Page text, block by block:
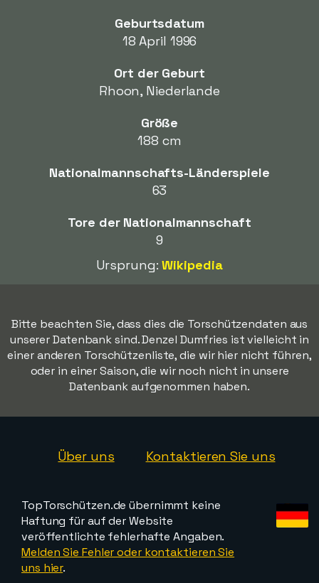
Geburtsdatum
18 April 1996
Ort der Geburt
Rhoon, Niederlande
Größe
188 cm
Nationalmannschafts-Länderspiele
63
Tore der Nationalmannschaft
9
Ursprung:Wikipedia
Bitte beachten Sie, dass dies die Torschützendaten aus
unserer Datenbank sind. Denzel Dumfries ist vielleicht in
einer anderen Torschützenliste, die wir hier nicht führen,
oder in einer Saison, die wir noch nicht in unsere
Datenbank aufgenommen haben.
Über uns Kontaktieren Sie uns
TopTorschützen.de übernimmt keine
Haftung für auf der Website
veröffentlichte fehlerhafte Angaben.
Melden Sie Fehler oder kontaktieren Sie
uns hier.